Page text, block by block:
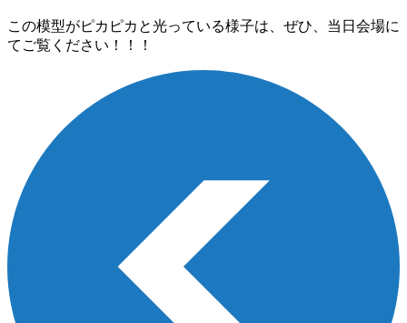
この模型がピカピカと光っている様子は、ぜひ、当日会場に
てご覧ください！！！